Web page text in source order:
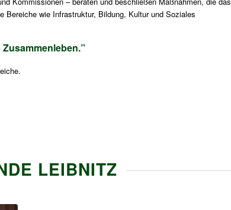
Bereiche wie Infrastruktur, Bildung, Kultur und Soziales
LEIBNITZ